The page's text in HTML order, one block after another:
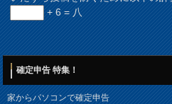
+ 6 = 八
確定申告 特集！
家からパソコンで確定申告